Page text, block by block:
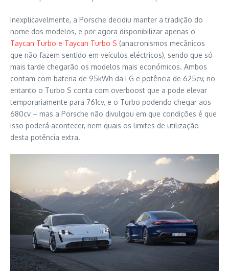
Inexplicavelmente, a Porsche decidiu manter a tradição do
nome dos modelos, e por agora disponibilizar apenas o
Taycan Turbo e Taycan Turbo S (anacronismos mecânicos
que não fazem sentido em veículos eléctricos), sendo que só
mais tarde chegarão os modelos mais económicos. Ambos
contam com bateria de 95kWh da LG e potência de 625cv, no
entanto o Turbo S conta com overboost que a pode elevar
temporariamente para 761cv, e o Turbo podendo chegar aos
680cv – mas a Porsche não divulgou em que condições é que
isso poderá acontecer, nem quais os limites de utilização
desta potência extra.